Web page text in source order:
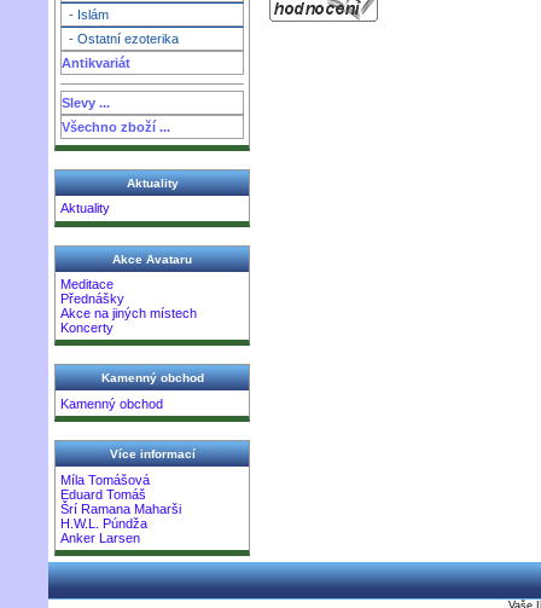
- Islám
- Ostatní ezoterika
Antikvariát
Slevy ...
Všechno zboží ...
Aktuality
Aktuality
Akce Avataru
Meditace
Přednášky
Akce na jiných místech
Koncerty
Kamenný obchod
Kamenný obchod
Více informací
Míla Tomášová
Eduard Tomáš
Šrí Ramana Maharši
H.W.L. Púndža
Anker Larsen
Vaše